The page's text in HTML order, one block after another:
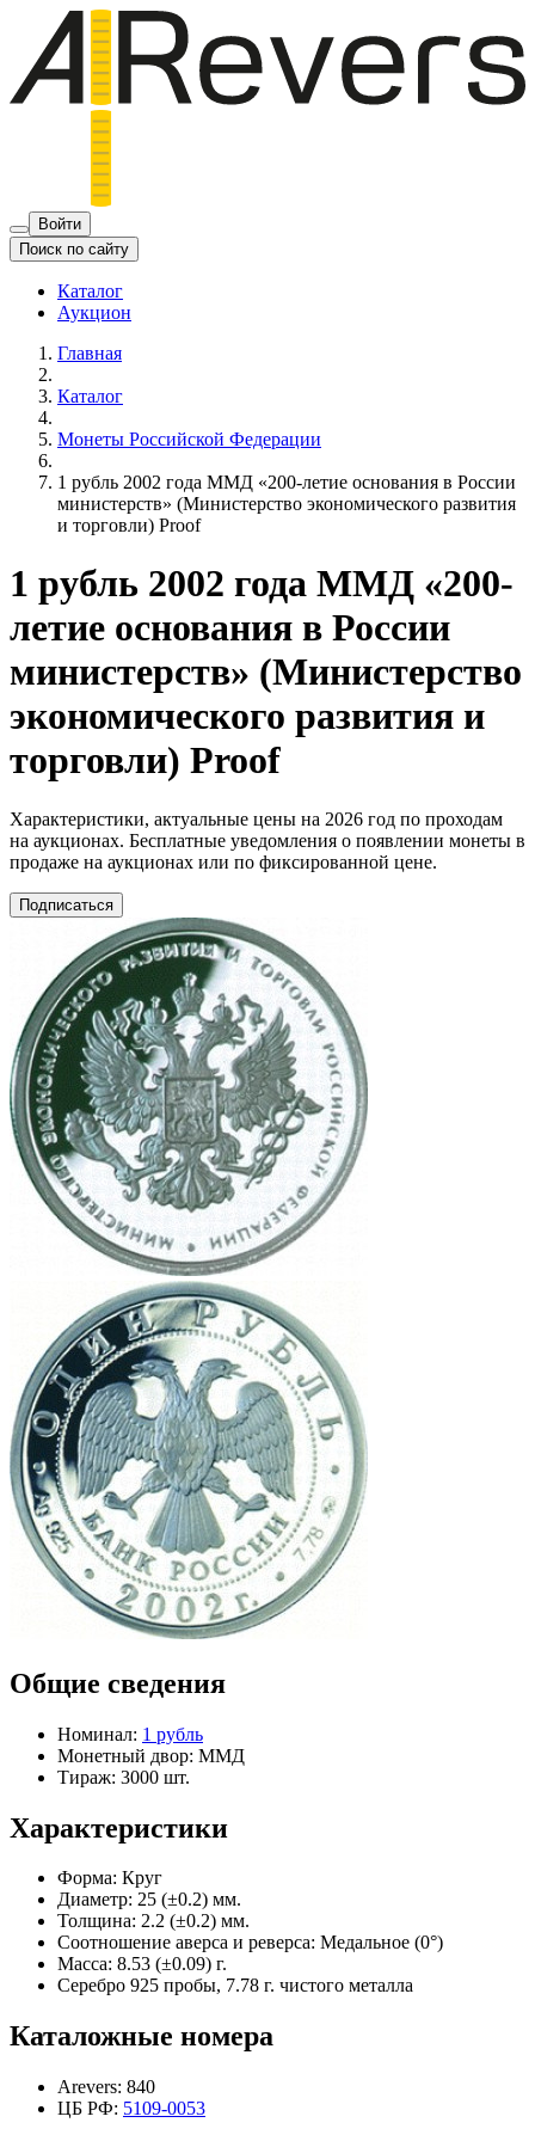
Войти
Поиск по сайту
Каталог
Аукцион
Главная
Каталог
Монеты Российской Федерации
1 рубль 2002 года ММД «200-летие основания в России
министерств» (Министерство экономического развития
и торговли) Proof
1 рубль 2002 года ММД «200-
летие основания в России
министерств» (Министерство
экономического развития и
торговли) Proof
Характеристики, актуальные цены на 2026 год по проходам
на аукционах. Бесплатные уведомления о появлении монеты в
продаже на аукционах или по фиксированной цене.
Подписаться
Общие сведения
Номинал: 1 рубль
Монетный двор: ММД
Тираж: 3000 шт.
Характеристики
Форма: Круг
Диаметр: 25 (±0.2) мм.
Толщина: 2.2 (±0.2) мм.
Соотношение аверса и реверса: Медальное (0°)
Масса: 8.53 (±0.09) г.
Серебро 925 пробы, 7.78 г. чистого металла
Каталожные номера
Arevers: 840
ЦБ РФ: 5109-0053